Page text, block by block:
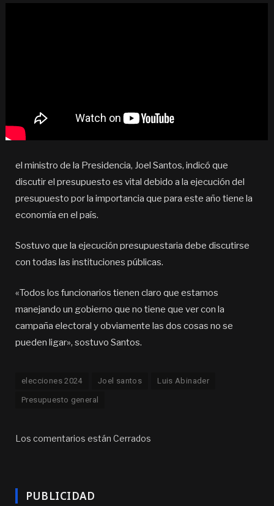
el ministro de la Presidencia, Joel Santos, indicó que
discutir el presupuesto es vital debido a la ejecución del
presupuesto por la importancia que para este año tiene la
economía en el país.
Sostuvo que la ejecución presupuestaria debe discutirse
con todas las instituciones públicas.
«Todos los funcionarios tienen claro que estamos
manejando un gobierno que no tiene que ver con la
campaña electoral y obviamente las dos cosas no se
pueden ligar», sostuvo Santos.
elecciones 2024 Joel santos Luis Abinader
Presupuesto general
Los comentarios están Cerrados
PUBLICIDAD